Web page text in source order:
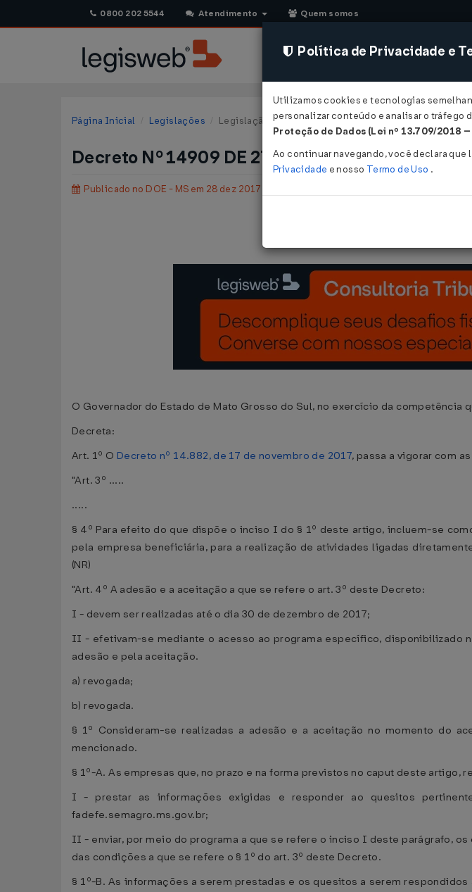
0800 202 5544 Atendimento Quem somos
CONSULTORIA
Página Inicial Legislações Legislação Estadual - Mato Grosso do Sul
Decreto Nº 14909 DE 27/12/2017
Publicado no DOE - MS em 28 dez 2017
O Governador do Estado de Mato Grosso do Sul, no exercício da
Decreta:
Art. 1º O Decreto nº 14.882, de 17 de novembro de 2017, passa a vigorar com
"Art. 3º .....
.....
§ 4º Para efeito do que dispõe o inciso I do § 1º deste artigo, incluem-se
pela empresa beneficiária, para a realização de atividades ligadas
(NR)
"Art. 4º A adesão e a aceitação a que se refere o art. 3º deste Decreto:
I - devem ser realizadas até o dia 30 de dezembro de 2017;
II - efetivam-se mediante o acesso ao programa específico, disponibilizado
adesão e pela aceitação.
a) revogada;
b) revogada.
§ 1º Consideram-se realizadas a adesão e a aceitação no momento
mencionado.
§ 1º-A. As empresas que, no prazo e na forma previstos no caput deste artigo,
I - prestar as informações exigidas e responder ao quesitos
fadefe.semagro.ms.gov.br;
II - enviar, por meio do programa a que se refere o inciso I deste parágrafo,
das condições a que se refere o § 1º do art. 3º deste Decreto.
§ 1º-B. As informações a serem prestadas e os quesitos a serem
Política de Privacidade e
Utilizamos cookies e tecnologias
personalizar conteúdo e analisar o tráfego
Proteção de Dados (Lei nº 13.709/2018 –
Ao continuar navegando, você declara que
Privacidade e nosso Termo de Uso .